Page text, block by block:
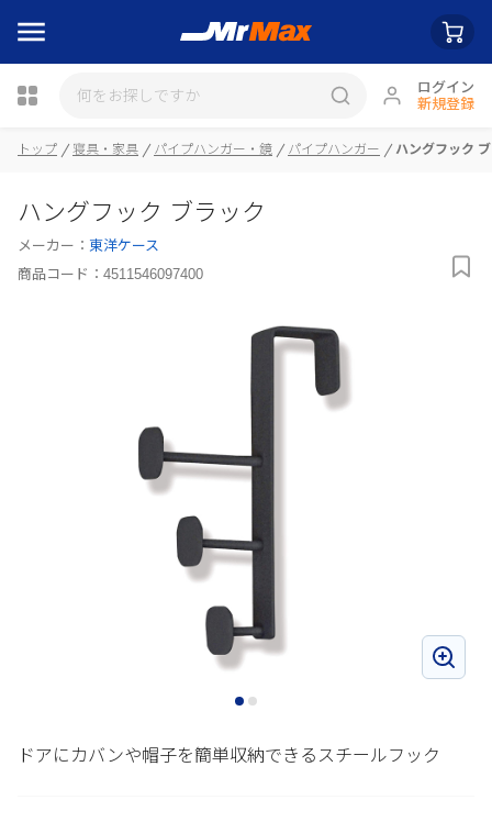
ログイン
新規登録
瓶詰
トップ 寝具・家具 パイプハンガー・鏡 パイプハンガー ハングフック
ハングフック ブラック
メーカー： 東洋ケース
商品コード： 4511546097400
ドアにカバンや帽子を簡単収納できるスチールフック